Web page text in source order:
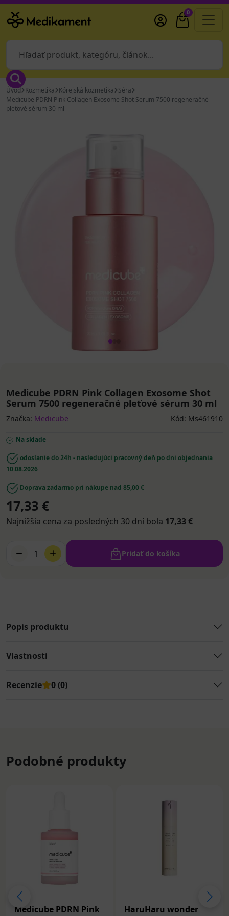
0
Úvod Kozmetika Kórejská kozmetika Séra
Medicube PDRN Pink Collagen Exosome Shot Serum 7500 regeneračné
pleťové sérum 30 ml
Medicube PDRN Pink Collagen Exosome Shot
Serum 7500 regeneračné pleťové sérum 30 ml
Značka: Medicube Kód: Ms461910
Na sklade
odoslanie do 24h - nasledujúci pracovný deň po dni objednania
10.08.2026
Doprava zadarmo pri nákupe nad 85,00 €
17,33 €
Najnižšia cena za posledných 30 dní bola 17,33 €
1 Pridať do košíka
Popis produktu
Vlastnosti
Recenzie 0 (0)
Podobné produkty
Medicube PDRN Pink
HaruHaru wonder